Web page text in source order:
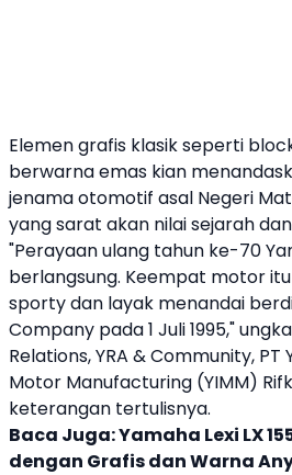
Elemen grafis klasik seperti
berwarna emas kian
jenama otomotif asal Negeri
yang sarat akan nilai sejarah
"Perayaan ulang tahun ke-70
berlangsung. Keempat motor
sporty dan layak menandai
Company pada 1 Juli 1995,"
Relations, YRA & Community, PT
Motor Manufacturing (YIMM)
keterangan tertulisnya.
Baca Juga:Yamaha Lexi LX
dengan Grafis dan Warna